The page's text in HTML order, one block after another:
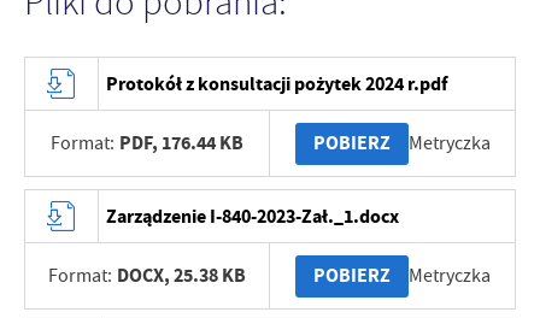
Protokół z konsultacji pożytek 2024 r.pdf
Format: PDF, 176.44 KB POBIERZ Metryczka
Zarządzenie I-840-2023-Zał._1.docx
Format: DOCX,25.38 KB POBIERZ Metryczka